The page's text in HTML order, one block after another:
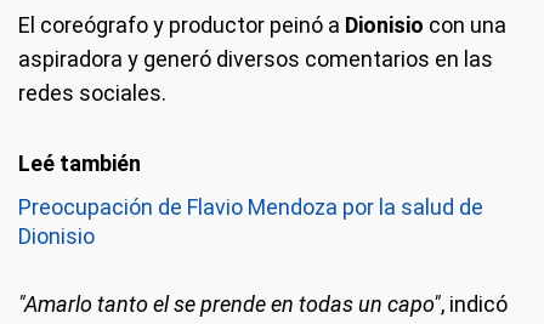
El coreógrafo y productor peinó a Dionisio con una
aspiradora y generó diversos comentarios en las
redes sociales.
Preocupación de Flavio Mendoza por la salud de
Dionisio
"Amarlo tanto el se prende en todas un capo", indicó